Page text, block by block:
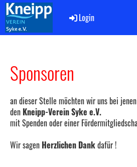
Login
Sponsoren
an dieser Stelle möchten wir uns bei
den Kneipp-Verein Syke e.V.
mit Spenden oder einer
Wir sagen Herzlichen Dankdafür !